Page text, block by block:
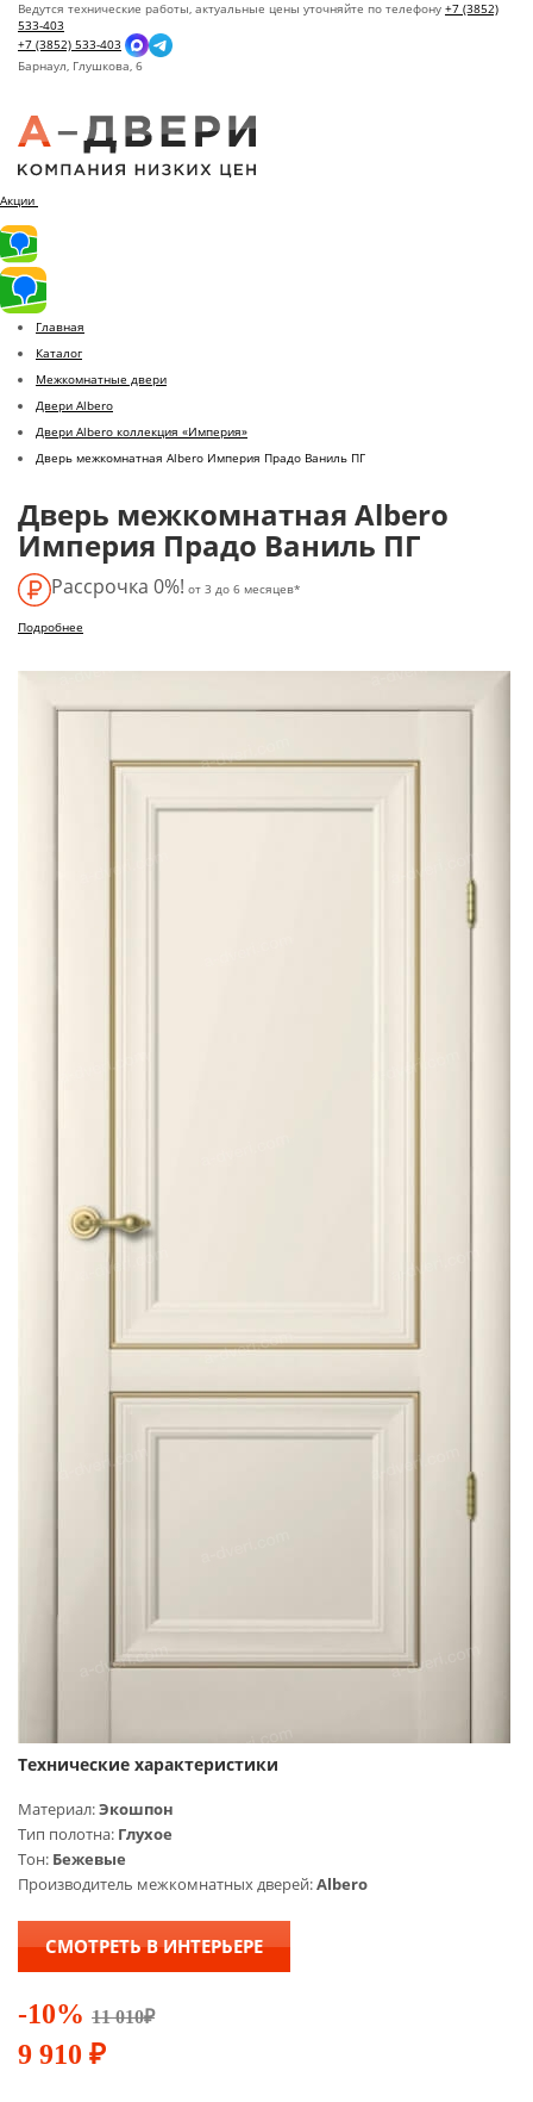
Ведутся технические работы, актуальные цены уточняйте по телефону +7 (3852)
533-403
+7 (3852) 533-403
Барнаул, Глушкова, 6
Акции
Главная
Каталог
Межкомнатные двери
Двери Albero
Двери Albero коллекция «Империя»
Дверь межкомнатная Albero Империя Прадо Ваниль ПГ
Дверь межкомнатная Albero
Империя Прадо Ваниль ПГ
Рассрочка 0%! от 3 до 6 месяцев*
Подробнее
Технические характеристики
Материал:Экошпон
Тип полотна: Глухое
Тон: Бежевые
Производитель межкомнатных дверей:Albero
СМОТРЕТЬ В ИНТЕРЬЕРЕ
-10% 11 010₽
9 910 ₽